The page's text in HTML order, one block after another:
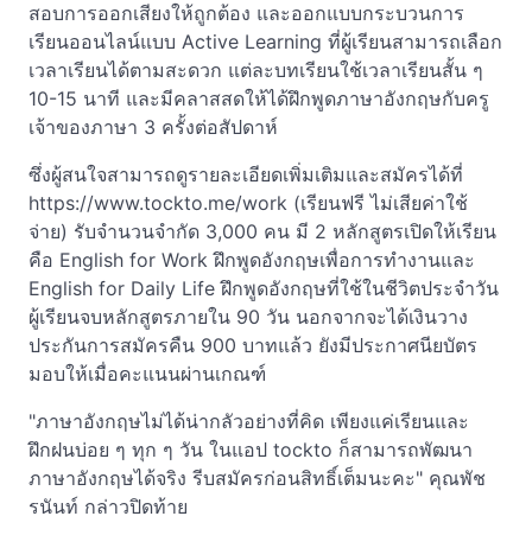
สอบการออกเสียงให้ถูกต้อง และออกแบบกระบวนการ
เรียนออนไลน์แบบ Active Learning ที่ผู้เรียนสามารถเลือก
เวลาเรียนได้ตามสะดวก แต่ละบทเรียนใช้เวลาเรียนสั้น ๆ
10-15 นาที และมีคลาสสดให้ได้ฝึกพูดภาษาอังกฤษกับครู
เจ้าของภาษา 3 ครั้งต่อสัปดาห์
ซึ่งผู้สนใจสามารถดูรายละเอียดเพิ่มเติมและสมัครได้ที่
https://www.tockto.me/work (เรียนฟรี ไม่เสียค่าใช้
จ่าย) รับจำนวนจำกัด 3,000 คน มี 2 หลักสูตรเปิดให้เรียน
คือ English for Work ฝึกพูดอังกฤษเพื่อการทำงานและ
English for Daily Life ฝึกพูดอังกฤษที่ใช้ในชีวิตประจำวัน
ผู้เรียนจบหลักสูตรภายใน 90 วัน นอกจากจะได้เงินวาง
ประกันการสมัครคืน 900 บาทแล้ว ยังมีประกาศนียบัตร
มอบให้เมื่อคะแนนผ่านเกณฑ์
"ภาษาอังกฤษไม่ได้น่ากลัวอย่างที่คิด เพียงแค่เรียนและ
ฝึกฝนบ่อย ๆ ทุก ๆ วัน ในแอป tockto ก็สามารถพัฒนา
ภาษาอังกฤษได้จริง รีบสมัครก่อนสิทธิ์เต็มนะคะ" คุณพัช
รนันท์ กล่าวปิดท้าย